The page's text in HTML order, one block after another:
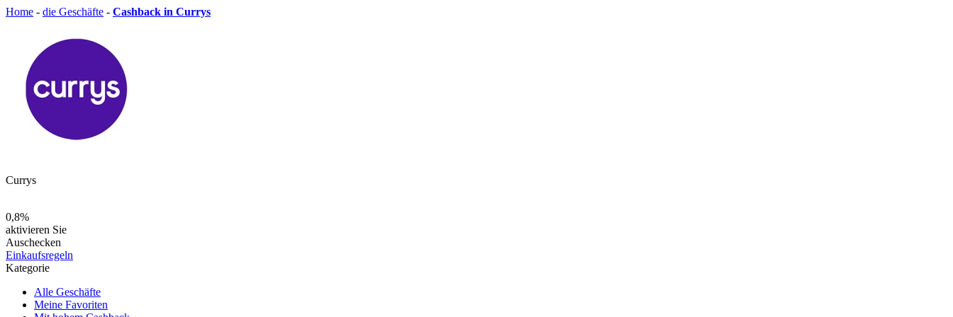
Home - die Geschäfte - Cashback in Currys
Currys
0,8%
aktivieren Sie
Auschecken
Einkaufsregeln
Kategorie
Alle Geschäfte
Meine Favoriten